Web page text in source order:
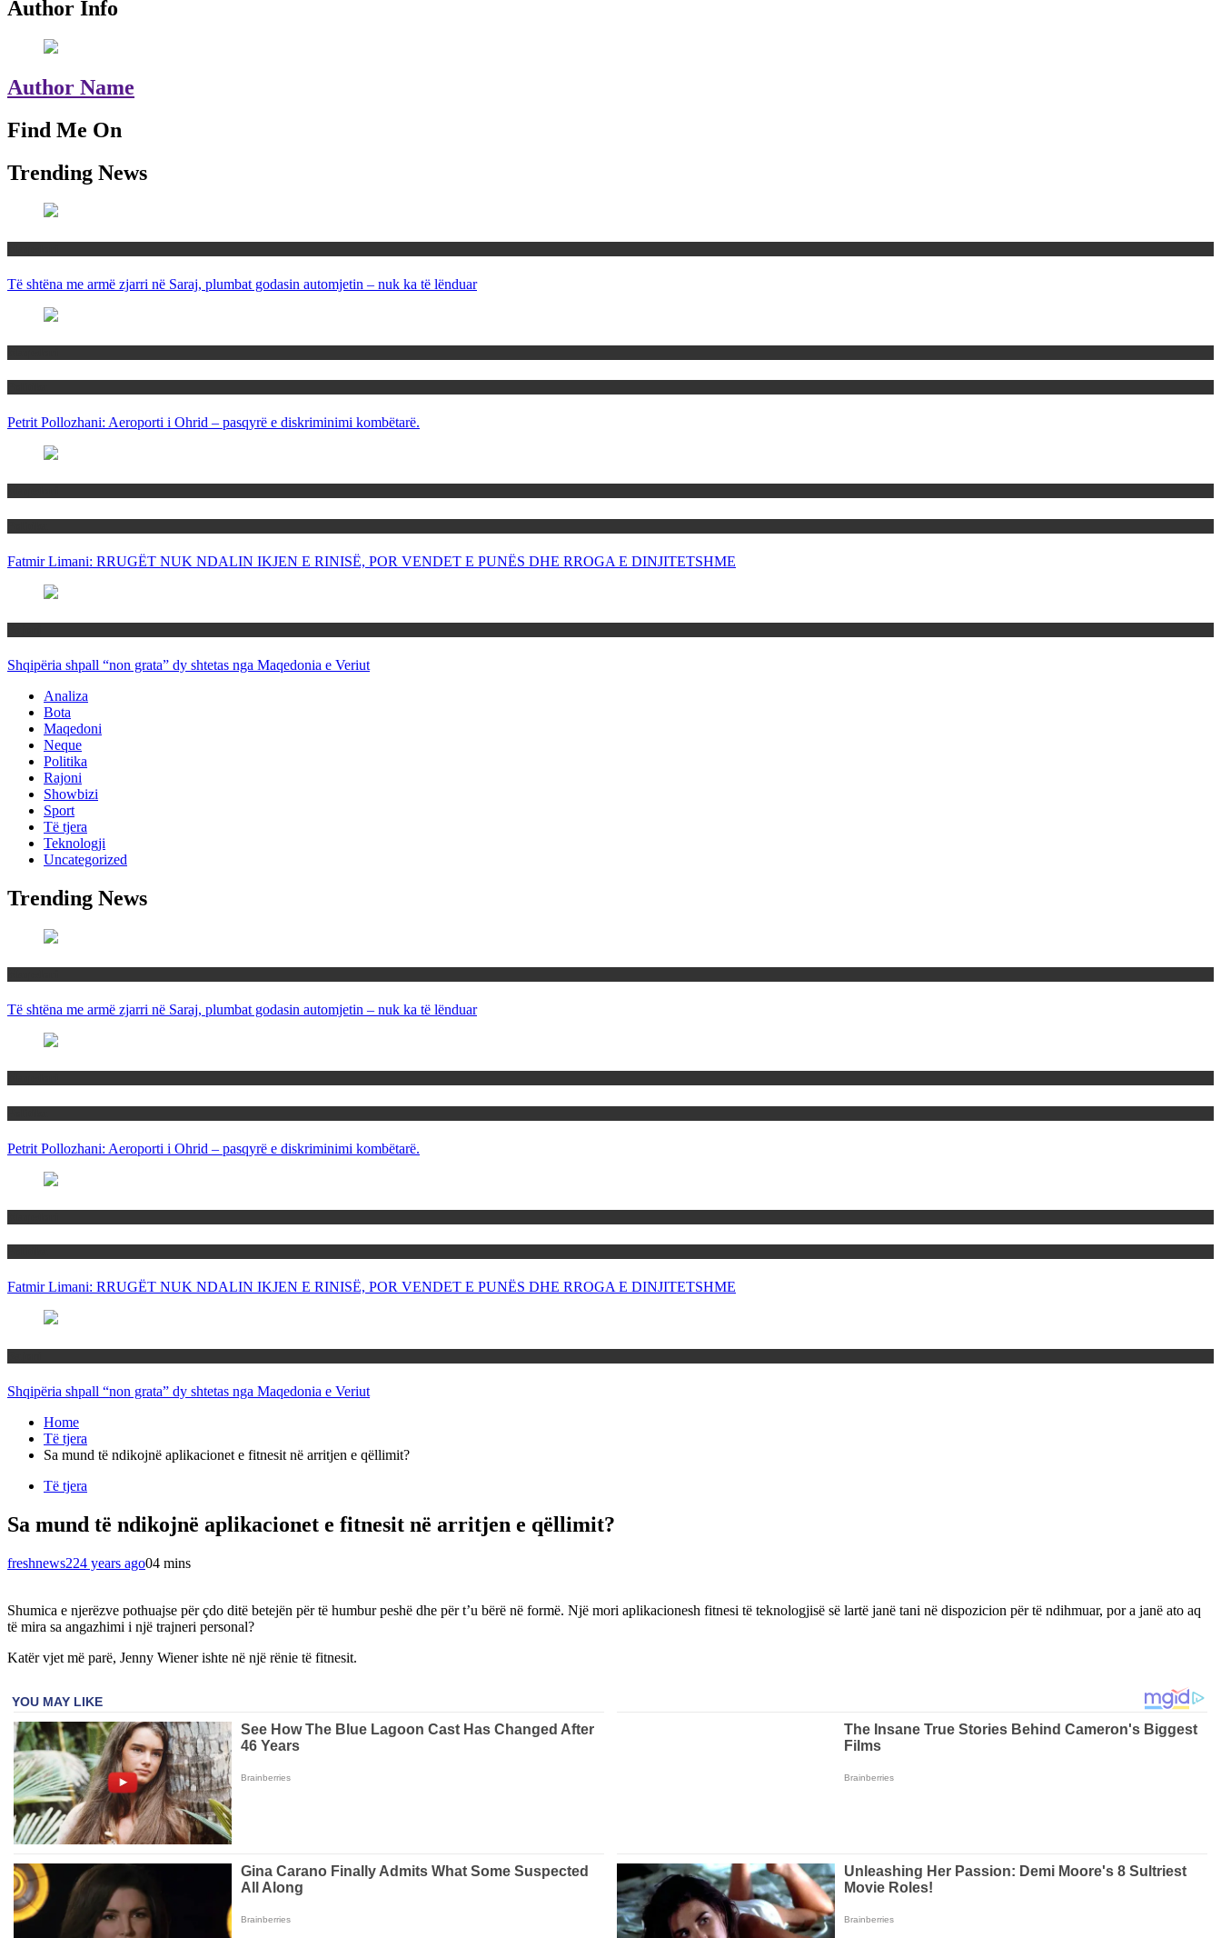
Author Info
Author Name
Find Me On
Trending News
Të shtëna me armë zjarri në Saraj, plumbat godasin automjetin – nuk ka të lënduar
Petrit Pollozhani: Aeroporti i Ohrid – pasqyrë e diskriminimi kombëtarë.
Fatmir Limani: RRUGËT NUK NDALIN IKJEN E RINISË, POR VENDET E PUNËS DHE RROGA E DINJITETSHME
Shqipëria shpall “non grata” dy shtetas nga Maqedonia e Veriut
Analiza
Bota
Maqedoni
Neque
Politika
Rajoni
Showbizi
Sport
Të tjera
Teknologji
Uncategorized
Trending News
Të shtëna me armë zjarri në Saraj, plumbat godasin automjetin – nuk ka të lënduar
Petrit Pollozhani: Aeroporti i Ohrid – pasqyrë e diskriminimi kombëtarë.
Fatmir Limani: RRUGËT NUK NDALIN IKJEN E RINISË, POR VENDET E PUNËS DHE RROGA E DINJITETSHME
Shqipëria shpall “non grata” dy shtetas nga Maqedonia e Veriut
Home
Të tjera
Sa mund të ndikojnë aplikacionet e fitnesit në arritjen e qëllimit?
Të tjera
Sa mund të ndikojnë aplikacionet e fitnesit në arritjen e qëllimit?
freshnews224 years ago04 mins
Shumica e njerëzve pothuajse për çdo ditë betejën për të humbur peshë dhe për t’u bërë në formë. Një mori aplikacionesh fitnesi të teknologjisë së lartë janë tani në dispozicion për të ndihmuar, por a janë ato aq
të mira sa angazhimi i një trajneri personal?
Katër vjet më parë, Jenny Wiener ishte në një rënie të fitnesit.